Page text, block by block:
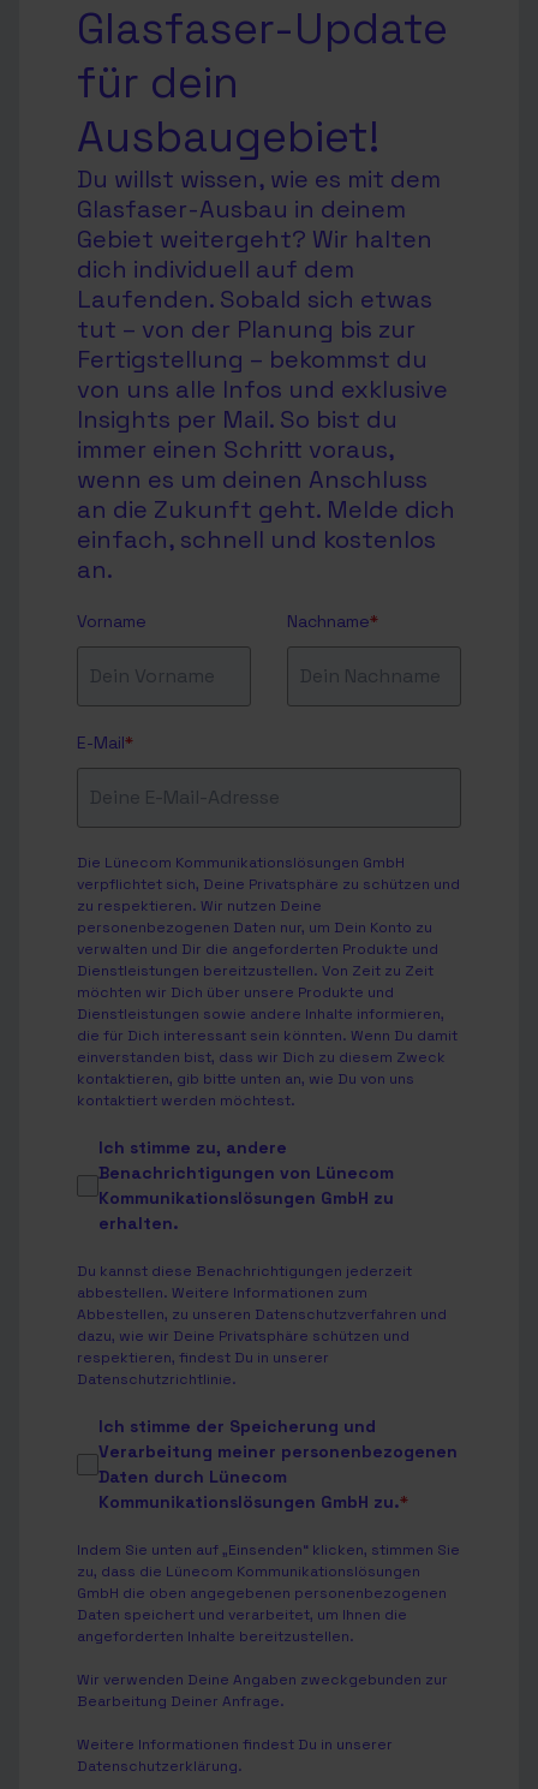
Glasfaser-Update
für dein
Ausbaugebiet!
Du willst wissen, wie es mit dem
Glasfaser-Ausbau in deinem
Gebiet weitergeht? Wir halten
dich individuell auf dem
Laufenden. Sobald sich etwas
tut – von der Planung bis zur
Fertigstellung – bekommst du
von uns alle Infos und exklusive
Insights per Mail. So bist du
immer einen Schritt voraus,
wenn es um deinen Anschluss
an die Zukunft geht. Melde dich
einfach, schnell und kostenlos
an.
Vorname Nachname*
E-Mail*
Die Lünecom Kommunikationslösungen GmbH
verpflichtet sich, Deine Privatsphäre zu schützen und
zu respektieren. Wir nutzen Deine
personenbezogenen Daten nur, um Dein Konto zu
verwalten und Dir die angeforderten Produkte und
Dienstleistungen bereitzustellen. Von Zeit zu Zeit
möchten wir Dich über unsere Produkte und
Dienstleistungen sowie andere Inhalte informieren,
die für Dich interessant sein könnten. Wenn Du damit
einverstanden bist, dass wir Dich zu diesem Zweck
kontaktieren, gib bitte unten an, wie Du von uns
kontaktiert werden möchtest.
Ich stimme zu, andere
Benachrichtigungen von Lünecom
Kommunikationslösungen GmbH zu
erhalten.
Du kannst diese Benachrichtigungen jederzeit
abbestellen. Weitere Informationen zum
Abbestellen, zu unseren Datenschutzverfahren und
dazu, wie wir Deine Privatsphäre schützen und
respektieren, findest Du in unserer
Datenschutzrichtlinie.
Ich stimme der Speicherung und
Verarbeitung meiner personenbezogenen
Daten durch Lünecom
Kommunikationslösungen GmbH zu.*
Indem Sie unten auf „Einsenden“ klicken, stimmen Sie
zu, dass die Lünecom Kommunikationslösungen
GmbH die oben angegebenen personenbezogenen
Daten speichert und verarbeitet, um Ihnen die
angeforderten Inhalte bereitzustellen.
Wir verwenden Deine Angaben zweckgebunden zur
Bearbeitung Deiner Anfrage.
Weitere Informationen findest Du in unserer
Datenschutzerklärung.